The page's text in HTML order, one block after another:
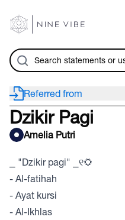
Dzikir Pagi
Amelia Putri
⎯ "Dzikir pagi" ⎯୧🌻
- Al-fatihah
- Ayat kursi
- Al-Ikhlas
Referred from